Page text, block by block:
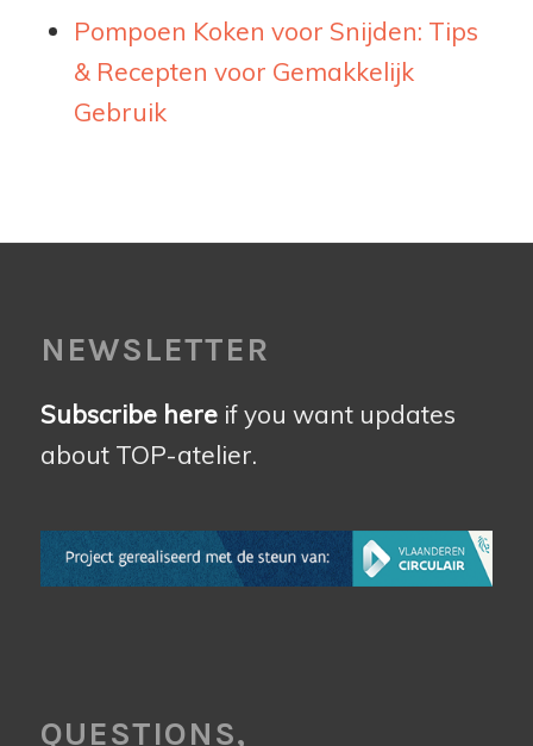
Pompoen Koken voor Snijden: Tips
& Recepten voor Gemakkelijk
Gebruik
NEWSLETTER
Subscribe hereif you want updates
about TOP-atelier.
QUESTIONS,